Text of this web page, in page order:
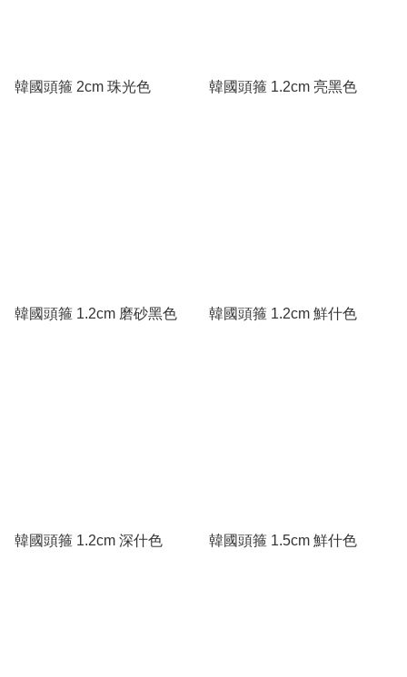
韓國頭箍 2cm 珠光色 韓國頭箍 1.2cm 亮黑色
韓國頭箍 1.2cm 磨砂黑色 韓國頭箍 1.2cm 鮮什色
韓國頭箍 1.2cm 深什色 韓國頭箍 1.5cm 鮮什色